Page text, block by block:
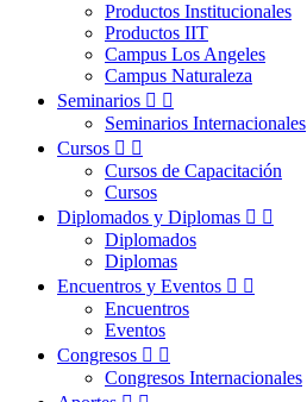
Productos Institucionales
Productos IIT
Campus Los Angeles
Campus Naturaleza
Seminarios  
Seminarios Internacionales
Cursos  
Cursos de Capacitación
Cursos
Diplomados y Diplomas  
Diplomados
Diplomas
Encuentros y Eventos  
Encuentros
Eventos
Congresos  
Congresos Internacionales